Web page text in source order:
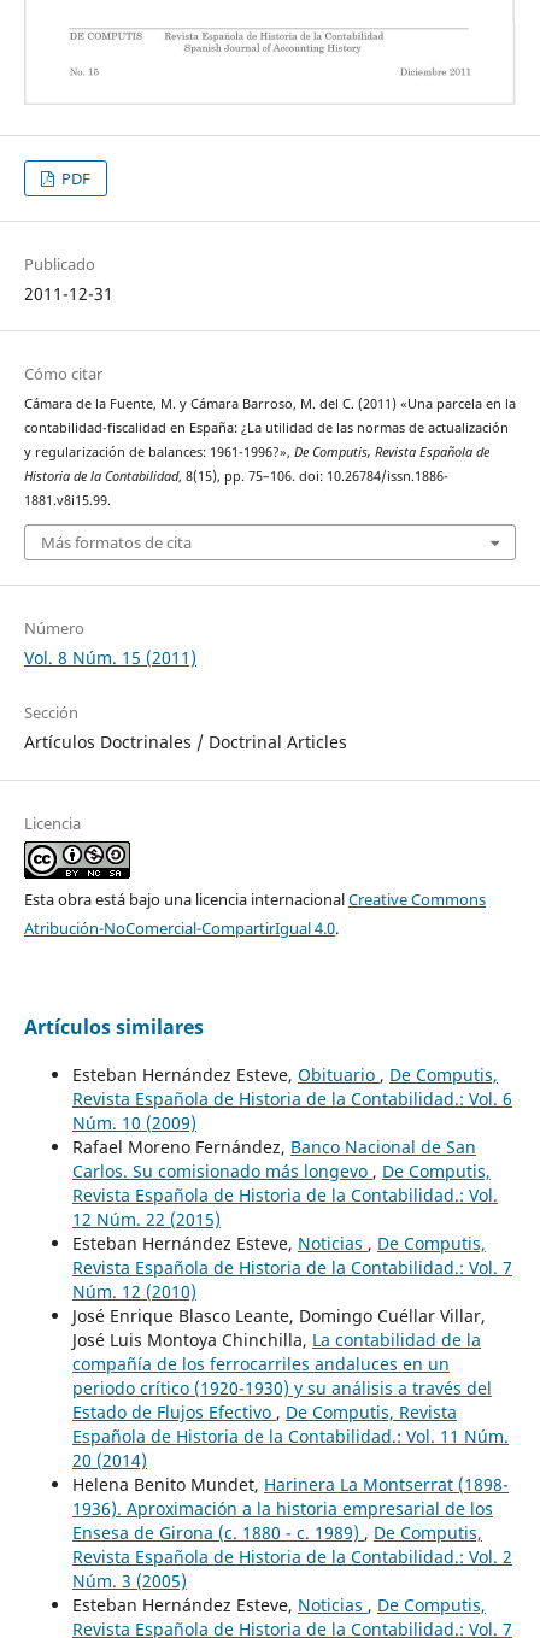
PDF
Publicado
2011-12-31
Cómo citar
Cámara de la Fuente, M. y Cámara Barroso, M. del C. (2011) «Una parcela en la
contabilidad-fiscalidad en España: ¿La utilidad de las normas de actualización
y regularización de balances: 1961-1996?», De Computis, Revista Española de
Historia de la Contabilidad, 8(15), pp. 75–106. doi: 10.26784/issn.1886-
1881.v8i15.99.
Más formatos de cita
Número
Vol. 8 Núm. 15 (2011)
Sección
Artículos Doctrinales / Doctrinal Articles
Licencia
Esta obra está bajo una licencia internacionalCreative Commons
Atribución-NoComercial-CompartirIgual 4.0.
Artículos similares
Esteban Hernández Esteve, Obituario , De Computis,
Revista Española de Historia de la Contabilidad.: Vol. 6
Núm. 10 (2009)
Rafael Moreno Fernández, Banco Nacional de San
Carlos. Su comisionado más longevo , De Computis,
Revista Española de Historia de la Contabilidad.: Vol.
12 Núm. 22 (2015)
Esteban Hernández Esteve, Noticias , De Computis,
Revista Española de Historia de la Contabilidad.: Vol. 7
Núm. 12 (2010)
José Enrique Blasco Leante, Domingo Cuéllar Villar,
José Luis Montoya Chinchilla, La contabilidad de la
compañía de los ferrocarriles andaluces en un
periodo crítico (1920-1930) y su análisis a través del
Estado de Flujos Efectivo , De Computis, Revista
Española de Historia de la Contabilidad.: Vol. 11 Núm.
20 (2014)
Helena Benito Mundet, Harinera La Montserrat (1898-
1936). Aproximación a la historia empresarial de los
Ensesa de Girona (c. 1880 - c. 1989) , De Computis,
Revista Española de Historia de la Contabilidad.: Vol. 2
Núm. 3 (2005)
Esteban Hernández Esteve, Noticias , De Computis,
Revista Española de Historia de la Contabilidad.: Vol. 7